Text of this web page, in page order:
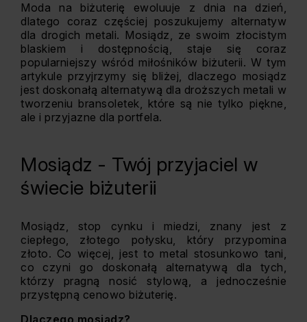
Moda na biżuterię ewoluuje z dnia na dzień,
dlatego coraz częściej poszukujemy alternatyw
dla drogich metali. Mosiądz, ze swoim złocistym
blaskiem i dostępnością, staje się coraz
popularniejszy wśród miłośników biżuterii. W tym
artykule przyjrzymy się bliżej, dlaczego mosiądz
jest doskonałą alternatywą dla droższych metali w
tworzeniu bransoletek, które są nie tylko piękne,
ale i przyjazne dla portfela.
Mosiądz - Twój przyjaciel w
świecie biżuterii
Mosiądz, stop cynku i miedzi, znany jest z
ciepłego, złotego połysku, który przypomina
złoto. Co więcej, jest to metal stosunkowo tani,
co czyni go doskonałą alternatywą dla tych,
którzy pragną nosić stylową, a jednocześnie
przystępną cenowo biżuterię.
Dlaczego mosiądz?